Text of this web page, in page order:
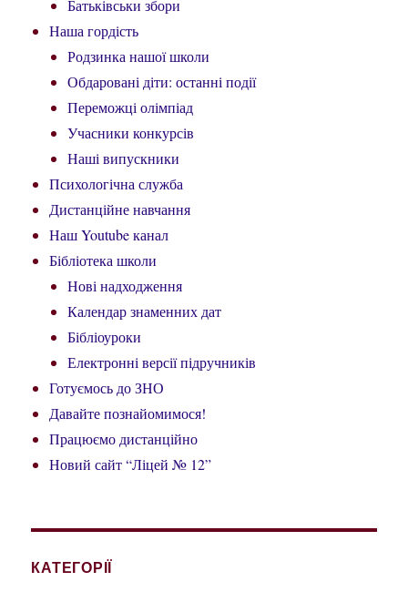
Батьківськи збори
Наша гордість
Родзинка нашої школи
Обдаровані діти: останні події
Переможці олімпіад
Учасники конкурсів
Наші випускники
Психологічна служба
Дистанційне навчання
Наш Youtube канал
Бібліотека школи
Нові надходження
Календар знаменних дат
Бібліоуроки
Електронні версії підручників
Готуємось до ЗНО
Давайте познайомимося!
Працюємо дистанційно
Новий сайт “Ліцей № 12”
КАТЕГОРІЇ